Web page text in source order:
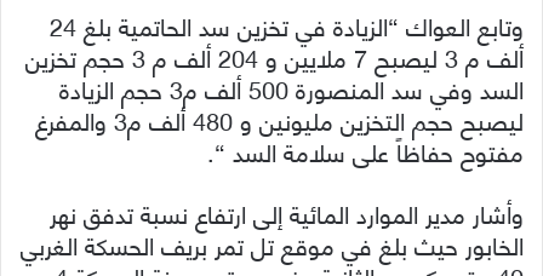
وتابع العواك “الزيادة في تخزين سد الحاتمية بلغ 24
ألف م 3 ليصبح 7 ملايين و 204 ألف م 3 حجم تخزين
السد وفي سد المنصورة 500 ألف م3 حجم الزيادة
ليصبح حجم التخزين مليونين و 480 ألف م3 والمفرغ
مفتوح حفاظاً على سلامة السد “.
وأشار مدير الموارد المائية إلى ارتفاع نسبة تدفق نهر
الخابور حيث بلغ في موقع تل تمر بريف الحسكة الغربي